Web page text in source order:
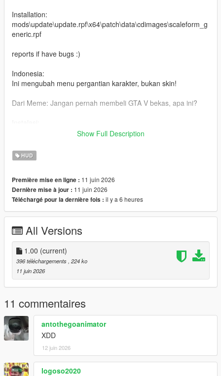
Installation:
mods\update\update.rpf\x64\patch\data\cdimages\scaleform_g
eneric.rpf
reports if have bugs :)
Indonesia:
Ini mengubah menu pergantian karakter, bukan skin!
Dari Meme: Jangan pernah membeli GTA V bekas, apa ini?
mods\update\update.rpf\x64\patch\data\cdimages\scaleform_g
Laporkan jika ada bug :)
Show Full Description
HUD
Première mise en ligne : 11 juin 2026
Dernière mise à jour : 11 juin 2026
Téléchargé pour la dernière fois : il y a 6 heures
All Versions
1.00 (current)
396 téléchargements , 224 ko
11 juin 2026
11 commentaires
antothegoanimator
XDD
12 juin 2026
logoso2020